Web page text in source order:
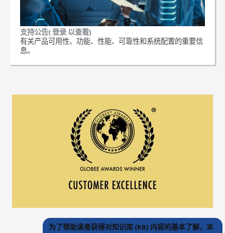
支持公告( 登录 以查看)
有关产品可用性、功能、性能、可靠性和系统配置的重要信
息。
为了帮助读者获得对知识库 (KB) 内容的基本了解，本